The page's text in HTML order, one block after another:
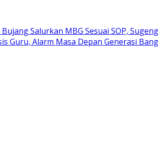
Salurkan MBG Sesuai SOP,
Guru, Alarm Masa Depan Generasi